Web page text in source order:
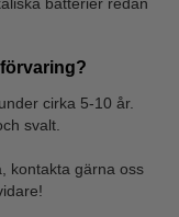
batterier redan
cirka 5-10 år.
svalt.
kontakta gärna oss